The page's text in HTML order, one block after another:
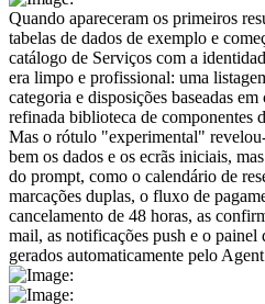
Quando apareceram os primeiros
tabelas de dados de exemplo e
catálogo de Serviços com a
era limpo e profissional: uma
categoria e disposições baseadas
refinada biblioteca de componentes
Mas o rótulo "experimental"
bem os dados e os ecrãs iniciais,
do prompt, como o calendário de
marcações duplas, o fluxo de
cancelamento de 48 horas, as
mail, as notificações push e o painel
gerados automaticamente pelo